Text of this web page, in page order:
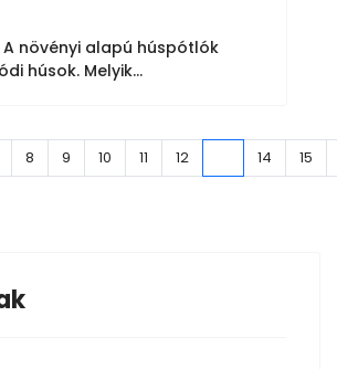
A növényi alapú húspótlók
húsok. Melyik...
8 9 10 11 12 14 15